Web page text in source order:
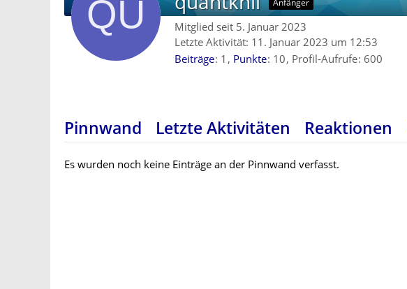
Anfänger
Mitglied seit 5. Januar 2023
Letzte Aktivität: 11. Januar 2023 um 12:53
Beiträge 1 Punkte 10 Profil-Aufrufe 600
Pinnwand Letzte Aktivitäten Reaktionen
Es wurden noch keine Einträge an der Pinnwand verfasst.